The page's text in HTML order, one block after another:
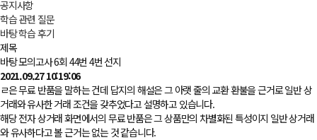
공지사항
학습 관련 질문
바탕 학습 후기
제목
바탕 모의고사 6회 44번 4번 선지
2021.09.27 10:19:06
ㄹ은 무료 반품을 말하는 건데 답지의 해설은 그 아랫 줄의 교환 환불을 근거로 일반 상
거래와 유사한 거래 조건을 갖추었다고 설명하고 있습니다.
해당 전자 상거래 화면에서의 무료 반품은 그 상품만의 차별화된 특성이지 일반 상거래
와 유사하다고 볼 근거는 없는 것 같습니다.